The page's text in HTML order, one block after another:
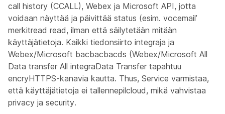
call history (CCALL), Webex ja Microsoft API, jotta
voidaan näyttää ja päivittää status (esim. vocemail’
merkitread read, ilman että säilytetään mitään
käyttäjätietoja. Kaikki tiedonsiirto integraja ja
Webex/Microsoft bacbacbacds (Webex/Microsoft All
Data transfer All integraData Transfer tapahtuu
encryHTTPS-kanavia kautta. Thus, Service varmistaa,
että käyttäjätietoja ei tallennepilcloud, mikä vahvistaa
privacy ja security.